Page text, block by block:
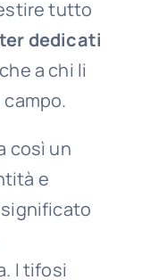
tutto
dedicati
a chi li
così un
e
I tifosi